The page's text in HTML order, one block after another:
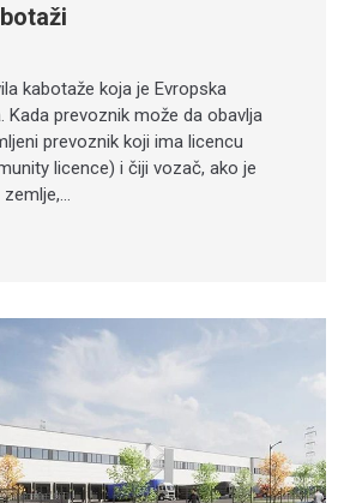
kabotaže koja je Evropska
Kada prevoznik može da obavlja
prevoznik koji ima licencu
licence) i čiji vozač, ako je